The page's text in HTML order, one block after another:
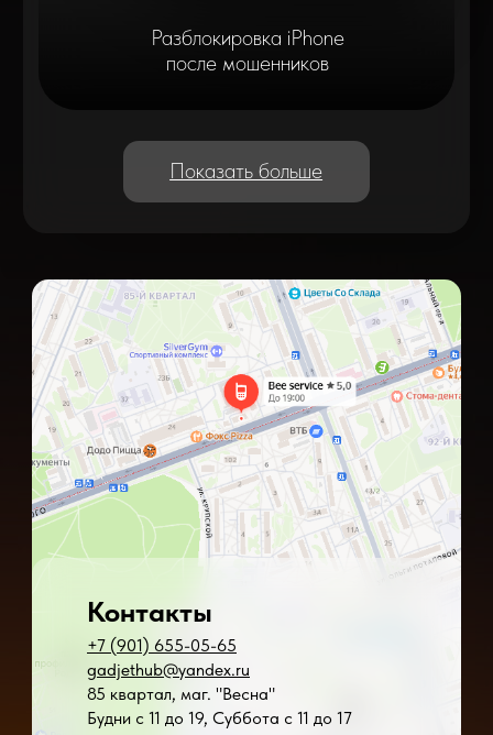
+7 (901) 655-05-65
gadjethub@yandex.ru
85 квартал, маг. "Весна"
Будни с 11 до 19, Суббота с 11 до 17
Контакты
* - время ремонта может меняться в зависимости от модели устройства и